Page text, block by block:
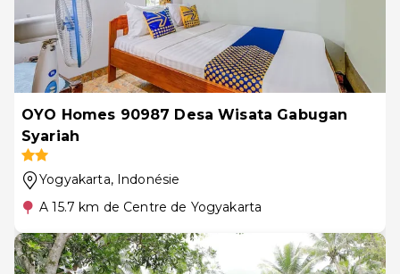
OYO Homes 90987 Desa Wisata Gabugan
Syariah
Yogyakarta, Indonésie
A 15.7 km de Centre de Yogyakarta